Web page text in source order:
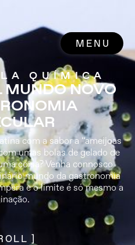
MENU
QUÍMICA
MUNDO NOVO
com a sabor a “ameijoas
umas bolas de gelado de
coisa? Venha connosco
mundo da gastronomia
e o limite é só mesmo a
]